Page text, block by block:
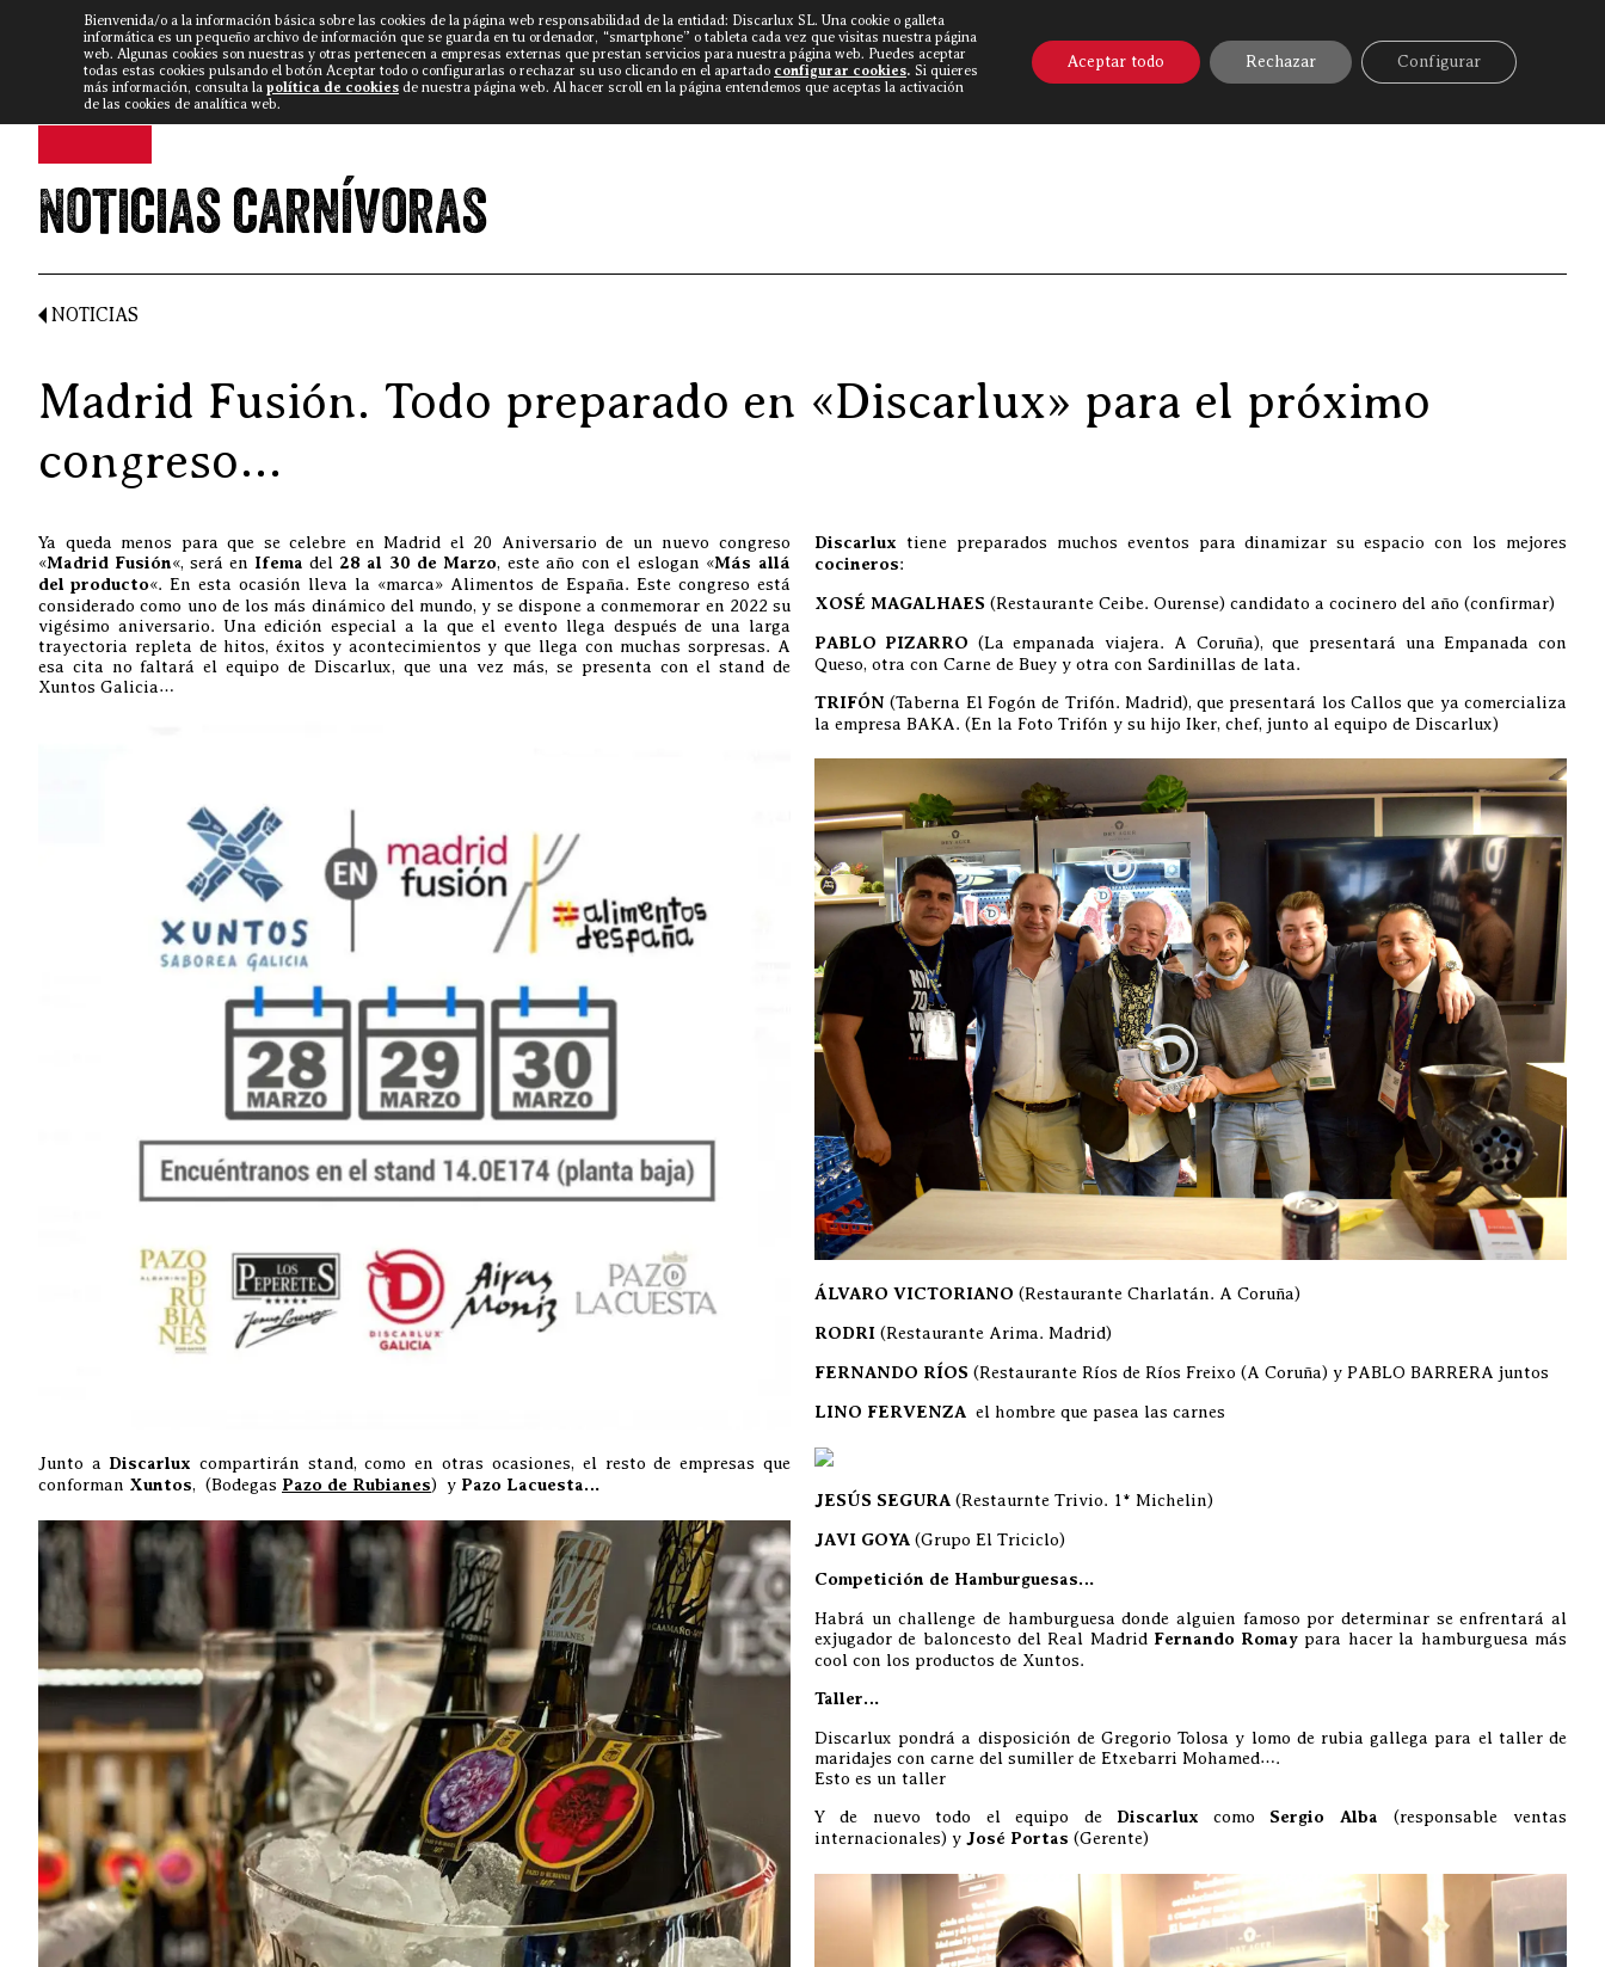
DISCARLUX▼ NOTICIAS VÍDEOS FISTERRA BOVINE WORLD▼ CONTACTO
Noticias carnívoras
NOTICIAS
Madrid Fusión. Todo preparado en «Discarlux» para el próximo
congreso…
Ya queda menos para que se celebre en Madrid el 20 Aniversario de un nuevo congreso
«Madrid Fusión«, será en Ifema del 28 al 30 de Marzo, este año con el eslogan «Más allá
del producto«. En esta ocasión lleva la «marca» Alimentos de España. Este congreso está
considerado como uno de los más dinámico del mundo, y se dispone a conmemorar en 2022 su
vigésimo aniversario. Una edición especial a la que el evento llega después de una larga
trayectoria repleta de hitos, éxitos y acontecimientos y que llega con muchas sorpresas. A
esa cita no faltará el equipo de Discarlux, que una vez más, se presenta con el stand de
Xuntos Galicia…
Junto a Discarlux compartirán stand, como en otras ocasiones, el resto de empresas que
conforman Xuntos, (Bodegas Pazo de Rubianes) y Pazo Lacuesta…
Discarlux tiene preparados muchos eventos para dinamizar su espacio con los mejores
cocineros:
XOSÉ MAGALHAES (Restaurante Ceibe. Ourense) candidato a cocinero del año (confirmar)
PABLO PIZARRO (La empanada viajera. A Coruña), que presentará una Empanada con
Queso, otra con Carne de Buey y otra con Sardinillas de lata.
TRIFÓN (Taberna El Fogón de Trifón. Madrid), que presentará los Callos que ya comercializa
la empresa BAKA. (En la Foto Trifón y su hijo Iker, chef, junto al equipo de Discarlux)
ÁLVARO VICTORIANO (Restaurante Charlatán. A Coruña)
RODRI (Restaurante Arima. Madrid)
FERNANDO RÍOS (Restaurante Ríos de Ríos Freixo (A Coruña) y PABLO BARRERA juntos
LINO FERVENZA el hombre que pasea las carnes
JESÚS SEGURA (Restaurnte Trivio. 1* Michelin)
JAVI GOYA (Grupo El Triciclo)
Competición de Hamburguesas…
Habrá un challenge de hamburguesa donde alguien famoso por determinar se enfrentará al
exjugador de baloncesto del Real Madrid Fernando Romay para hacer la hamburguesa más
cool con los productos de Xuntos.
Taller…
Discarlux pondrá a disposición de Gregorio Tolosa y lomo de rubia gallega para el taller de
maridajes con carne del sumiller de Etxebarri Mohamed….
Esto es un taller
Y de nuevo todo el equipo de Discarlux como Sergio Alba (responsable ventas
internacionales) y José Portas (Gerente)
Bienvenida/o a la información básica sobre las cookies de la página web responsabilidad de la entidad: Discarlux SL. Una cookie o galleta
informática es un pequeño archivo de información que se guarda en tu ordenador, “smartphone” o tableta cada vez que visitas nuestra página
web. Algunas cookies son nuestras y otras pertenecen a empresas externas que prestan servicios para nuestra página web. Puedes aceptar
todas estas cookies pulsando el botón Aceptar todo o configurarlas o rechazar su uso clicando en el apartado configurar cookies. Si quieres
más información, consulta la política de cookies de nuestra página web. Al hacer scroll en la página entendemos que aceptas la activación
de las cookies de analítica web.
Aceptar todo Rechazar Configurar